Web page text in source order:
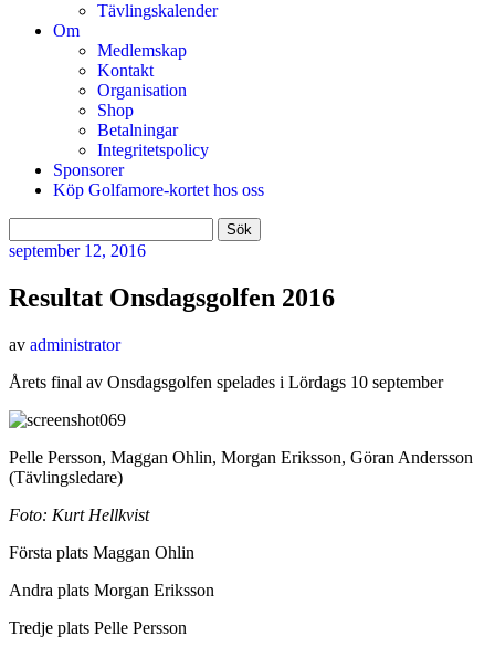
Tävlingskalender
Om
Medlemskap
Kontakt
Organisation
Shop
Betalningar
Integritetspolicy
Sponsorer
Köp Golfamore-kortet hos oss
efter:
september12, 2016
Resultat Onsdagsgolfen 2016
av administrator
Årets final av Onsdagsgolfen spelades i Lördags 10 september
Pelle Persson, Maggan Ohlin, Morgan Eriksson, Göran Andersson
(Tävlingsledare)
Foto: Kurt Hellkvist
Första plats Maggan Ohlin
Andra plats Morgan Eriksson
Tredje plats Pelle Persson